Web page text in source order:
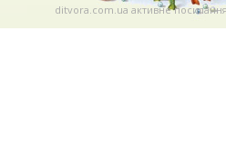
ditvora.com.ua активне